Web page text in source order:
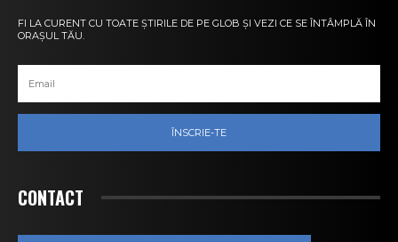
FI LA CURENT CU TOATE ȘTIRILE DE PE GLOB ȘI VEZI CE SE ÎNTÂMPLĂ ÎN
ORAȘUL TĂU.
ÎNSCRIE-TE
CONTACT